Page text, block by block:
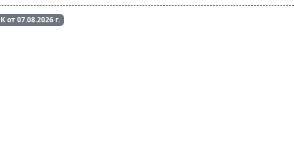
от07.08.2026г.